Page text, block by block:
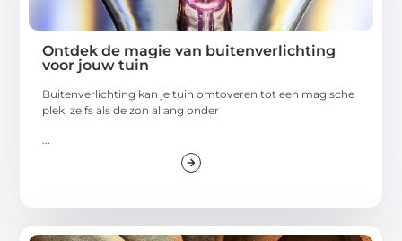
Ontdek de magie van buitenverlichting
voor jouw tuin
Buitenverlichting kan je tuin omtoveren tot een magische
plek, zelfs als de zon allang onder